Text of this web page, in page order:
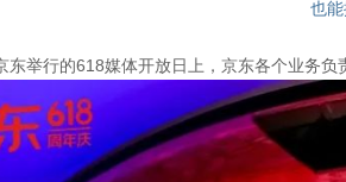
也
东举行的618媒体开放日上，京东各个业务